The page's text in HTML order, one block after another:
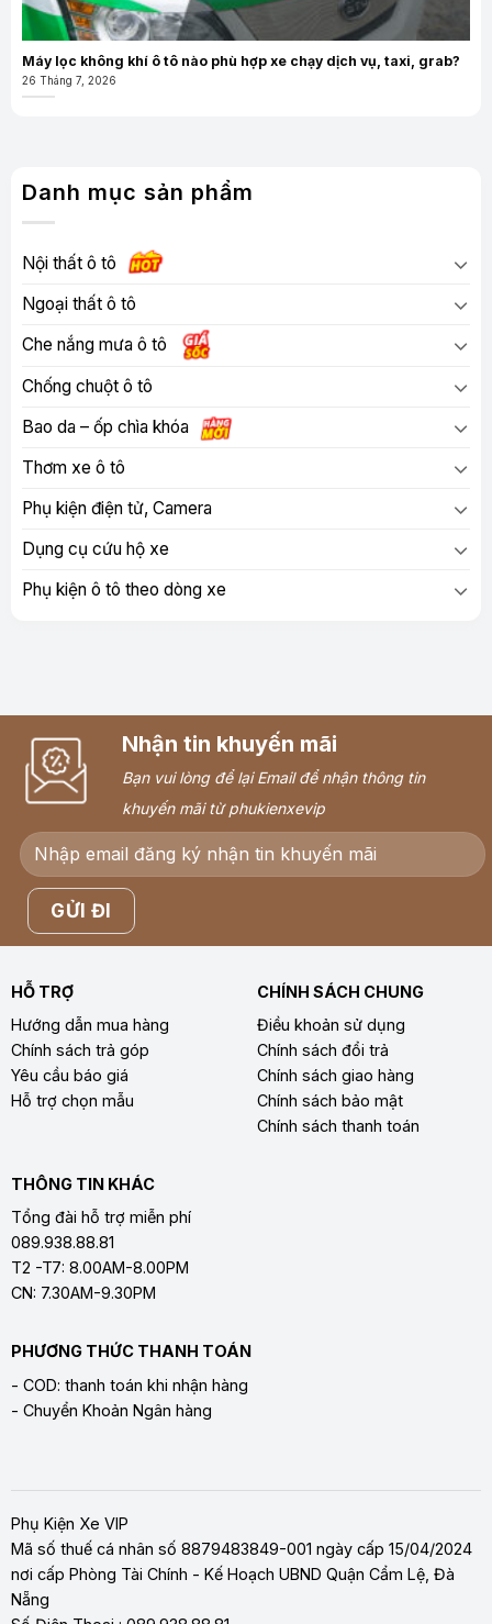
Máy lọc không khí ô tô nào phù hợp xe chạy dịch vụ, taxi, grab?
26 Tháng 7, 2026
Danh mục sản phẩm
Nội thất ô tô
Ngoại thất ô tô
Che nắng mưa ô tô
Chống chuột ô tô
Bao da – ốp chìa khóa
Thơm xe ô tô
Phụ kiện điện tử, Camera
Dụng cụ cứu hộ xe
Phụ kiện ô tô theo dòng xe
Nhận tin khuyến mãi
Bạn vui lòng để lại Email để nhận thông tin
khuyến mãi từ phukienxevip
HỖ TRỢ
Hướng dẫn mua hàng
Chính sách trả góp
Yêu cầu báo giá
Hỗ trợ chọn mẫu
CHÍNH SÁCH CHUNG
Điều khoản sử dụng
Chính sách đổi trả
Chính sách giao hàng
Chính sách bảo mật
Chính sách thanh toán
THÔNG TIN KHÁC
Tổng đài hỗ trợ miễn phí
089.938.88.81
T2 -T7: 8.00AM-8.00PM
CN: 7.30AM-9.30PM
PHƯƠNG THỨC THANH TOÁN
- COD: thanh toán khi nhận hàng
- Chuyển Khoản Ngân hàng
Phụ Kiện Xe VIP
Mã số thuế cá nhân số 8879483849-001 ngày cấp 15/04/2024
nơi cấp Phòng Tài Chính - Kế Hoạch UBND Quận Cẩm Lệ, Đà
Nẵng